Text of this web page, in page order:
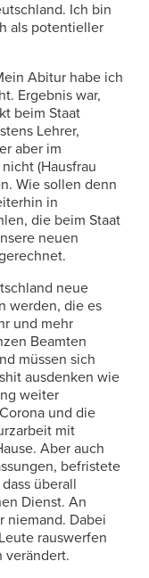
Ich bin
als potentieller
Abitur habe ich
Ergebnis war,
beim Staat
Lehrer,
aber im
(Hausfrau
Wie sollen denn
in
die beim Staat
neuen
neue
werden, die es
und mehr
Beamten
müssen sich
ausdenken wie
weiter
und die
mit
Aber auch
befristete
überall
Dienst. An
niemand. Dabei
rauswerfen
verändert.